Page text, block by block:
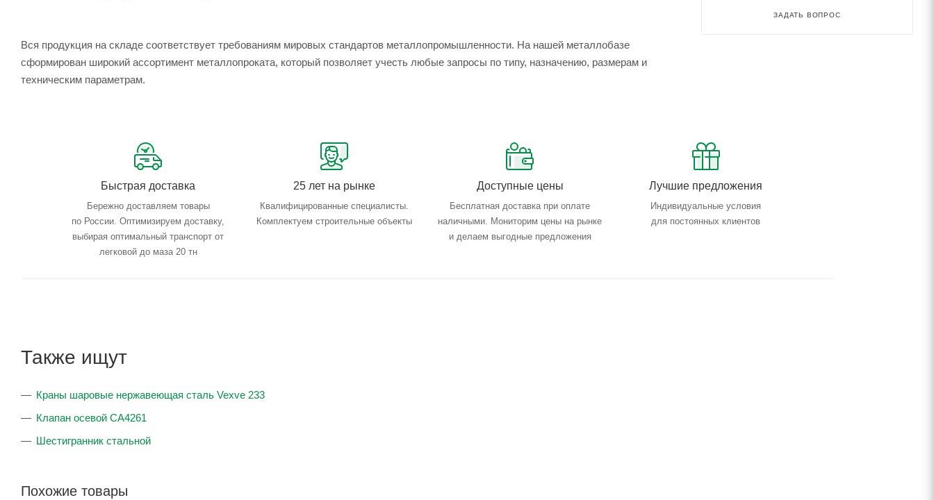
Вся продукция на складе соответствует требованиям мировых стандартов металлопромышленности. На нашей металлобазе
сформирован широкий ассортимент металлопроката, который позволяет учесть любые запросы по типу, назначению, размерам и
техническим параметрам.
Быстрая доставка
Бережно доставляем товары
по России. Оптимизируем доставку,
выбирая оптимальный транспорт от
легковой до маза 20 тн
25 лет на рынке
Квалифицированные специалисты.
Комплектуем строительные объекты
Доступные цены
Бесплатная доставка при оплате
наличными. Мониторим цены на рынке
и делаем выгодные предложения
Лучшие предложения
Индивидуальные условия
для постоянных клиентов
Также ищут
Краны шаровые нержавеющая сталь Vexve 233
Клапан осевой CA4261
Шестигранник стальной
Похожие товары
ЗАДАТЬ ВОПРОС